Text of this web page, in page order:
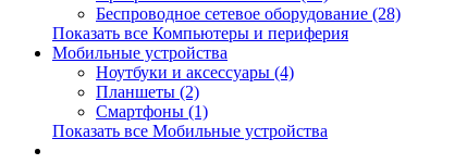
Беспроводное сетевое оборудование (28)
Показать все Компьютеры и периферия
Мобильные устройства
Ноутбуки и аксессуары (4)
Планшеты (2)
Смартфоны (1)
Показать все Мобильные устройства